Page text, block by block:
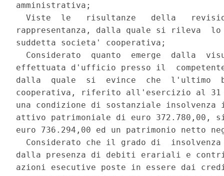
amministrativa;
Viste  le   risultanze   della
rappresentanza, dalla quale si rileva
suddetta societa' cooperativa;
Considerato  quanto  emerge  dalla
effettuata d'ufficio presso il
dalla  quale  si  evince  che  l'ultimo
cooperativa, riferito all'esercizio al 31
una condizione di sostanziale
attivo patrimoniale di euro 372.780,00,
euro 736.294,00 ed un patrimonio netto
Considerato che il grado di
dalla presenza di debiti erariali e
azioni esecutive poste in essere dai